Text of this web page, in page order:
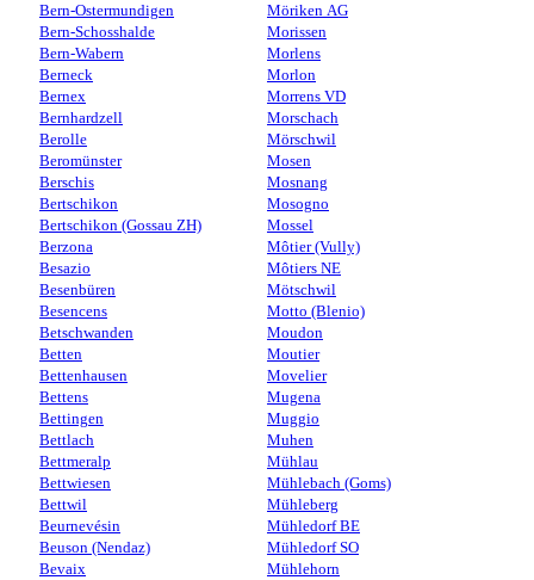
Bern-Ostermundigen
Bern-Schosshalde
Bern-Wabern
Berneck
Bernex
Bernhardzell
Berolle
Beromünster
Berschis
Bertschikon
Bertschikon (Gossau ZH)
Berzona
Besazio
Besenbüren
Besencens
Betschwanden
Betten
Bettenhausen
Bettens
Bettingen
Bettlach
Bettmeralp
Bettwiesen
Bettwil
Beurnevésin
Beuson (Nendaz)
Bevaix
Möriken AG
Morissen
Morlens
Morlon
Morrens VD
Morschach
Mörschwil
Mosen
Mosnang
Mosogno
Mossel
Môtier (Vully)
Môtiers NE
Mötschwil
Motto (Blenio)
Moudon
Moutier
Movelier
Mugena
Muggio
Muhen
Mühlau
Mühlebach (Goms)
Mühleberg
Mühledorf BE
Mühledorf SO
Mühlehorn